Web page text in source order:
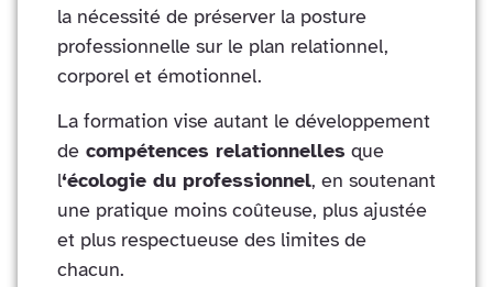
la nécessité de préserver la posture
professionnelle sur le plan relationnel,
corporel et émotionnel.
La formation vise autant le développement
de compétences relationnelles que
l‘écologie du professionnel, en soutenant
une pratique moins coûteuse, plus ajustée
et plus respectueuse des limites de
chacun.